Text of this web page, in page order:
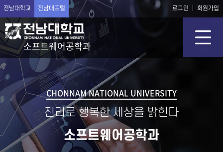
전남대학교 전남대포털 로그인 회원가입
소프트웨어공학과
CHONNAM NATIONAL UNIVERSITY
진리로 행복한 세상을 밝힌다
소프트웨어공학과